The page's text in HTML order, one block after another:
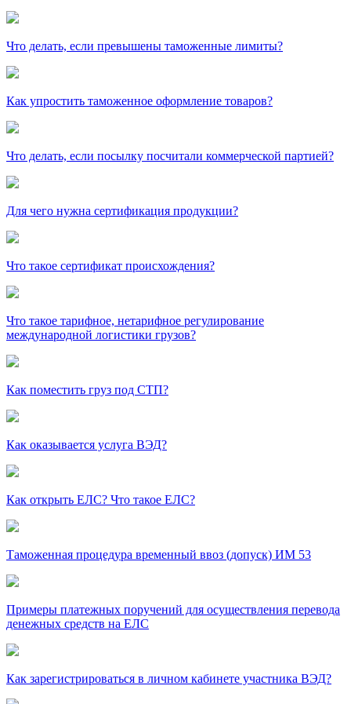
Что делать, если превышены таможенные лимиты?
Как упростить таможенное оформление товаров?
Что делать, если посылку посчитали коммерческой партией?
Для чего нужна сертификация продукции?
Что такое сертификат происхождения?
Что такое тарифное, нетарифное регулирование
международной логистики грузов?
Как поместить груз под СТП?
Как оказывается услуга ВЭД?
Как открыть ЕЛС? Что такое ЕЛС?
Таможенная процедура временный ввоз (допуск) ИМ 53
Примеры платежных поручений для осуществления перевода
денежных средств на ЕЛС
Как зарегистрироваться в личном кабинете участника ВЭД?